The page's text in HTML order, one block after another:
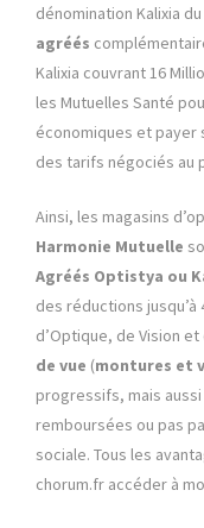
dénomination Kalixia
agréés
Kalixia couvrant 16
les Mutuelles Santé
économiques et payer
des tarifs négociés au
Ainsi, les magasins
Harmonie Mutuelle
Agréés Optistya ou
des réductions
d’Optique, de Vision
de vue (montures et
progressifs, mais
remboursées ou pas
sociale. Tous les
chorum.fr accéder à